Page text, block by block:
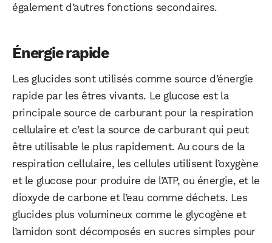
également d’autres fonctions secondaires.
Énergie rapide
Les glucides sont utilisés comme source d’énergie
rapide par les êtres vivants. Le glucose est la
principale source de carburant pour la respiration
cellulaire et c’est la source de carburant qui peut
être utilisable le plus rapidement. Au cours de la
respiration cellulaire, les cellules utilisent l’oxygène
et le glucose pour produire de l’ATP, ou énergie, et le
dioxyde de carbone et l’eau comme déchets. Les
glucides plus volumineux comme le glycogène et
l’amidon sont décomposés en sucres simples pour